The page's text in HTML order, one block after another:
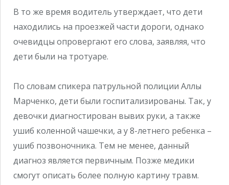
В то же время водитель утверждает, что дети
находились на проезжей части дороги, однако
очевидцы опровергают его слова, заявляя, что
дети были на тротуаре.
По словам спикера патрульной полиции Аллы
Марченко, дети были госпитализированы. Так, у
девочки диагностирован вывих руки, а также
ушиб коленной чашечки, а у 8-летнего ребенка –
ушиб позвоночника. Тем не менее, данный
диагноз является первичным. Позже медики
смогут описать более полную картину травм.